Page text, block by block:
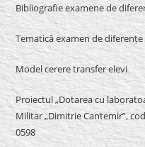
Bibliografie examene de
Tematică examen de diferențe
Model cerere transfer elevi
Proiectul „Dotarea cu
Militar „Dimitrie Cantemir”,
0598